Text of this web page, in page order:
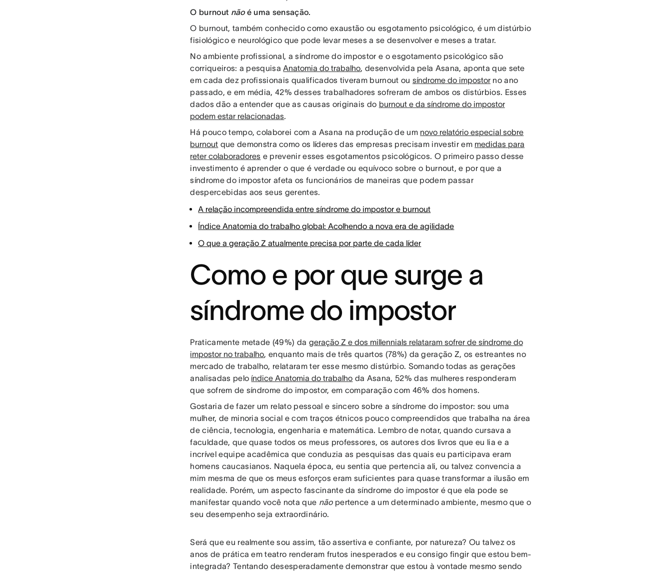
O burnout nãoé uma sensação.
O burnout, também conhecido como exaustão ou esgotamento psicológico, é um distúrbio
fisiológico e neurológico que pode levar meses a se desenvolver e meses a tratar.
No ambiente profissional, a síndrome do impostor e o esgotamento psicológico são
corriqueiros: a pesquisaAnatomia do trabalho, desenvolvida pela Asana, aponta que sete
em cada dez profissionais qualificados tiveram burnout ou síndrome do impostorno ano
passado, e em média, 42% desses trabalhadores sofreram de ambos os distúrbios. Esses
dados dão a entender que as causas originais do burnout e da síndrome do impostor
podem estar relacionadas.
Há pouco tempo, colaborei com a Asana na produção de um novo relatório especial sobre
burnout que demonstra como os líderes das empresas precisam investir em medidas para
reter colaboradores e prevenir esses esgotamentos psicológicos. O primeiro passo desse
investimento é aprender o que é verdade ou equívoco sobre o burnout, e por que a
síndrome do impostor afeta os funcionários de maneiras que podem passar
despercebidas aos seus gerentes.
A relação incompreendida entre síndrome do impostor e burnout
Índice Anatomia do trabalho global: Acolhendo a nova era de agilidade
O que a geração Z atualmente precisa por parte de cada líder
Como e por que surge a
síndrome do impostor
Praticamente metade (49%) da geração Z e dos millennials relataram sofrer de síndrome do
impostor no trabalho, enquanto mais de três quartos (78%) da geração Z, os estreantes no
mercado de trabalho, relataram ter esse mesmo distúrbio. Somando todas as gerações
analisadas pelo índice Anatomia do trabalho da Asana, 52% das mulheres responderam
que sofrem de síndrome do impostor, em comparação com 46% dos homens.
Gostaria de fazer um relato pessoal e sincero sobre a síndrome do impostor: sou uma
mulher, de minoria social e com traços étnicos pouco compreendidos que trabalha na área
de ciência, tecnologia, engenharia e matemática. Lembro de notar, quando cursava a
faculdade, que quase todos os meus professores, os autores dos livros que eu lia e a
incrível equipe acadêmica que conduzia as pesquisas das quais eu participava eram
homens caucasianos. Naquela época, eu sentia que pertencia ali, ou talvez convencia a
mim mesma de que os meus esforços eram suficientes para quase transformar a ilusão em
realidade. Porém, um aspecto fascinante da síndrome do impostor é que ela pode se
manifestar quando você nota que nãopertence a um determinado ambiente, mesmo que o
seu desempenho seja extraordinário.
Será que eu realmente sou assim, tão assertiva e confiante, por natureza? Ou talvez os
anos de prática em teatro renderam frutos inesperados e eu consigo fingir que estou bem-
integrada? Tentando desesperadamente demonstrar que estou à vontade mesmo sendo